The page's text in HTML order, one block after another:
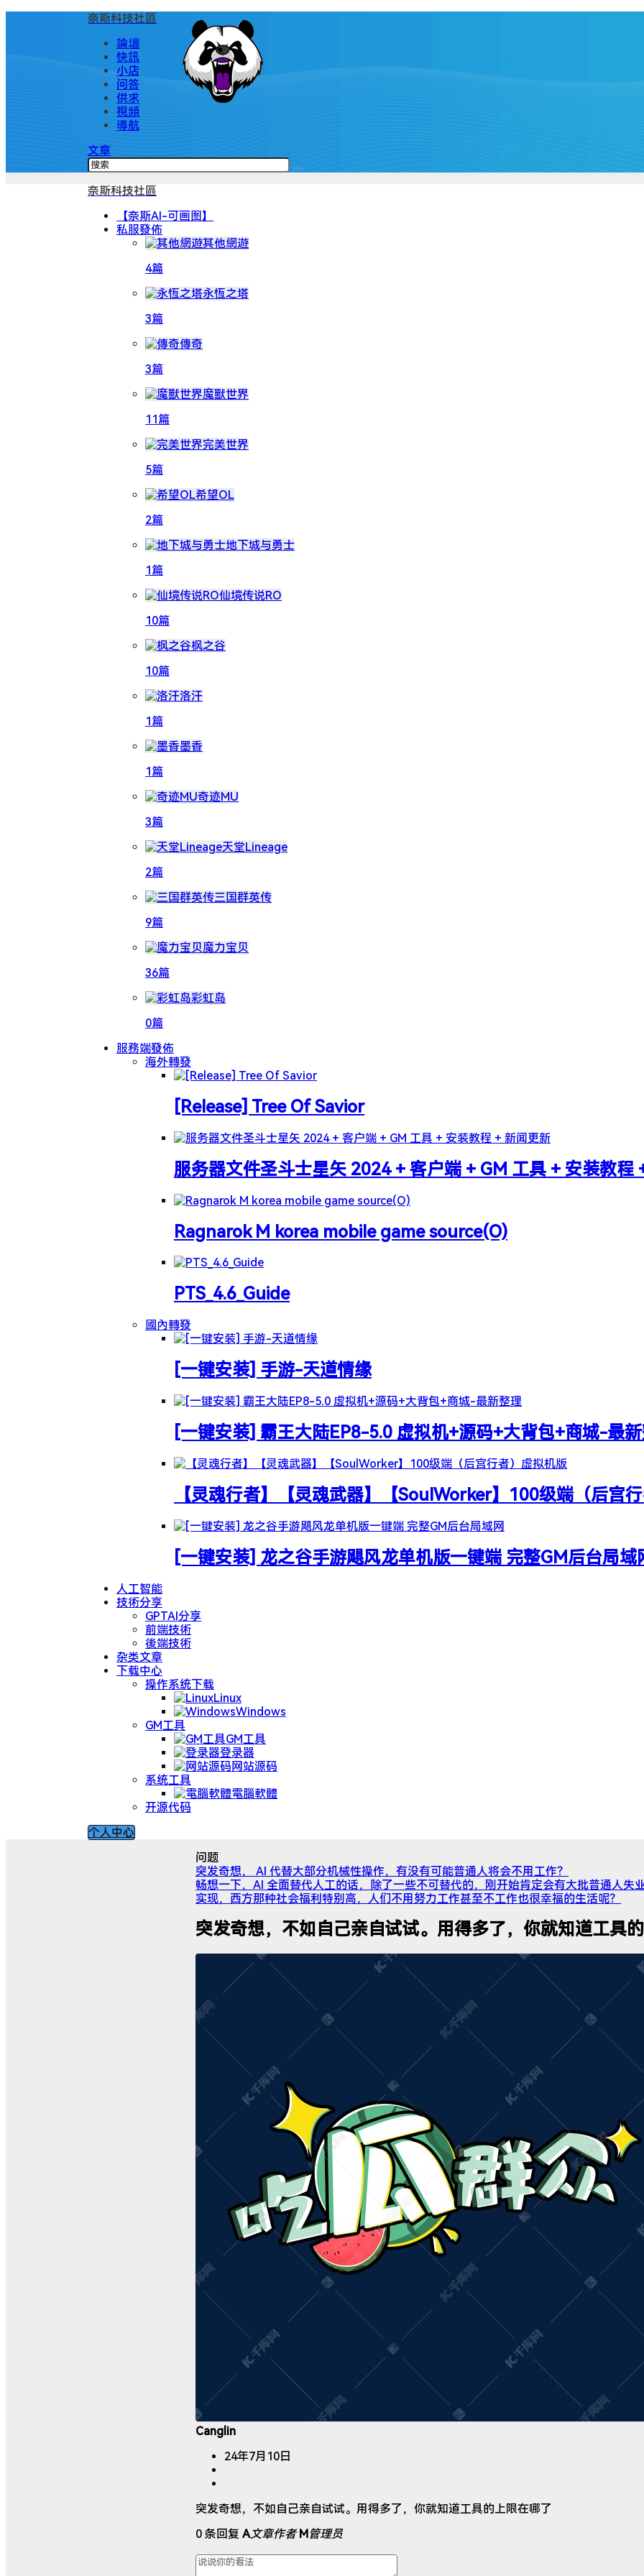
奈斯科技社區
論壇
快訊
小店
问答
供求
視頻
導航
文章
奈斯科技社區
【奈斯AI-可画图】
私服發佈
其他網遊
4篇
永恆之塔
3篇
傳奇
3篇
魔獸世界
11篇
完美世界
5篇
希望OL
2篇
地下城与勇士
1篇
仙境传说RO
10篇
枫之谷
10篇
洛汗
1篇
墨香
1篇
奇迹MU
3篇
天堂Lineage
2篇
三国群英传
9篇
魔力宝贝
36篇
彩虹岛
0篇
服務端發佈
海外轉發
[Release] Tree Of Savior
服务器文件圣斗士星矢 2024 + 客户端 + GM 工具 + 安装教程
Ragnarok M korea mobile game source(O)
PTS_4.6_Guide
國內轉發
[一键安装] 手游-天道情缘
[一键安装] 霸王大陆EP8-5.0 虚拟机+源码+大背包+商城-最
【灵魂行者】【灵魂武器】【SoulWorker】100级端（后宫
[一键安装] 龙之谷手游飓风龙单机版一键端 完整GM后台局域
人工智能
技術分享
GPTAI分享
前端技術
後端技術
杂类文章
下载中心
操作系统下载
Linux
Windows
GM工具
GM工具
登录器
网站源码
系统工具
電腦軟體
开源代码
个人中心
问题
突发奇想， AI 代替大部分机械性操作，有没有可能普通人将会不用工作？
畅想一下，AI 全面替代人工的话，除了一些不可替代的，刚开始肯定会有大批普通人失
实现，西方那种社会福利特别高，人们不用努力工作甚至不工作也很幸福的生活呢？
突发奇想，不如自己亲自试试。用得多了，你就知道工具
Canglin
24年7月10日
突发奇想，不如自己亲自试试。用得多了，你就知道工具的上限在哪了
0 条回复 A文章作者 M 管理员